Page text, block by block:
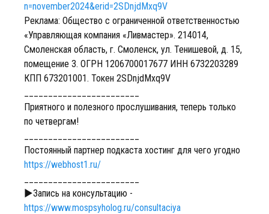
n=november2024&erid=2SDnjdMxq9V
Реклама: Общество с ограниченной ответственностью
«Управляющая компания «Ливмастер». 214014,
Смоленская область, г. Смоленск, ул. Тенишевой, д. 15,
помещение 3. ОГРН 1206700017677 ИНН 6732203289
КПП 673201001. Токен 2SDnjdMxq9V
Приятного и полезного прослушивания, теперь только
по четвергам!
Постоянный партнер подкаста хостинг для чего угодно
https://webhost1.ru/
►Запись на консультацию -
https://www.mospsyholog.ru/consultaciya